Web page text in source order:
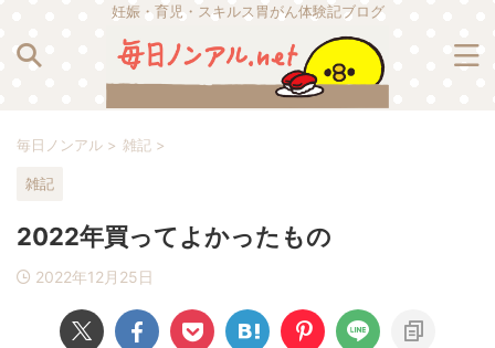
妊娠・育児・スキルス胃がん体験記ブログ
毎日ノンアル > 雑記 >
雑記
2022年買ってよかったもの
2022年12月25日